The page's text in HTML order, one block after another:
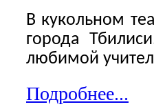
В кукольном
города
любимой
Подробнее...